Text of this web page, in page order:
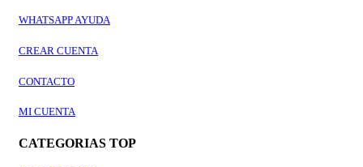
WHATSAPP AYUDA
CREAR CUENTA
CONTACTO
MI CUENTA
CATEGORIAS TOP